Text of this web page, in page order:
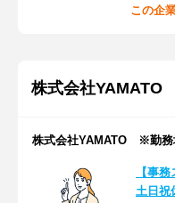
この企
株式会社YAMATO
株式会社YAMATO ※勤務
【事
土日祝